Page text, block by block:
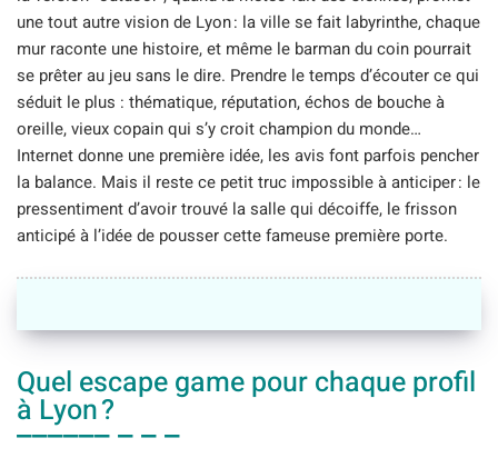
une tout autre vision de Lyon : la ville se fait labyrinthe, chaque
mur raconte une histoire, et même le barman du coin pourrait
se prêter au jeu sans le dire. Prendre le temps d’écouter ce qui
séduit le plus : thématique, réputation, échos de bouche à
oreille, vieux copain qui s’y croit champion du monde…
Internet donne une première idée, les avis font parfois pencher
la balance. Mais il reste ce petit truc impossible à anticiper : le
pressentiment d’avoir trouvé la salle qui décoiffe, le frisson
anticipé à l’idée de pousser cette fameuse première porte.
Quel escape game pour chaque profil
à Lyon ?